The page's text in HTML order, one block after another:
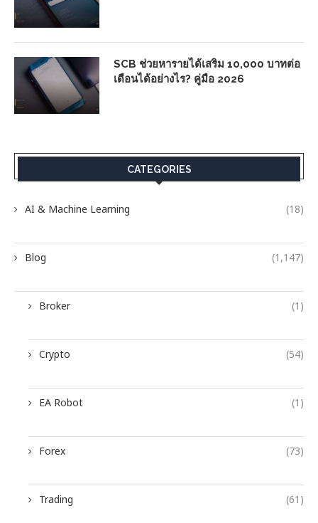
SCB ช่วยหารายได้เสริม 10,000 บาทต่อ
เดือนได้อย่างไร? คู่มือ 2026
CATEGORIES
AI & Machine Learning (18)
Blog (1,147)
Broker (1)
Crypto (54)
EA Robot (1)
Forex (73)
Trading (61)